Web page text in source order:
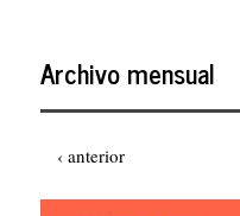
Archivo mensual
Paginación
Página
‹ anterior